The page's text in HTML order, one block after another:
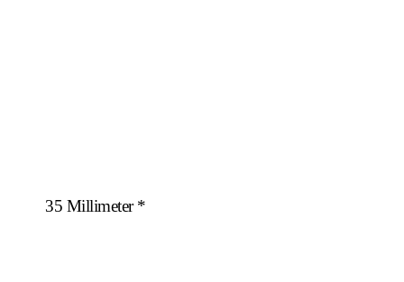
35 Millimeter *